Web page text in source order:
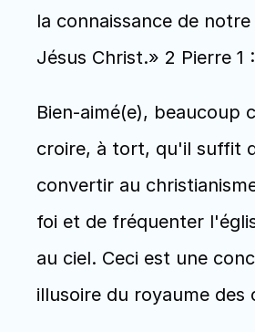
la connaissance de
Jésus Christ.» 2 Pierre 1
Bien-aimé(e), beaucoup
croire, à tort, qu'il suffit
convertir au
foi et de fréquenter
au ciel. Ceci est une
illusoire du royaume des